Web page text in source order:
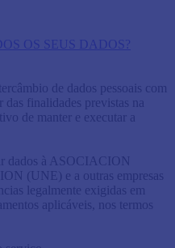
OS SEUS DADOS?
de dados pessoais com
das finalidades previstas na
de manter e executar a
dados à ASOCIACION
(UNE) e a outras empresas
legalmente exigidas em
aplicáveis, nos termos